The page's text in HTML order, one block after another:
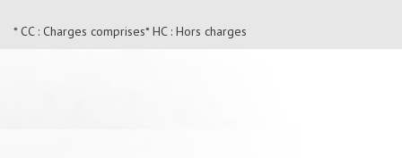
* CC : Charges comprises* HC : Hors charges